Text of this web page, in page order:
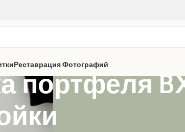
Реставрация Фотографий
портфеля